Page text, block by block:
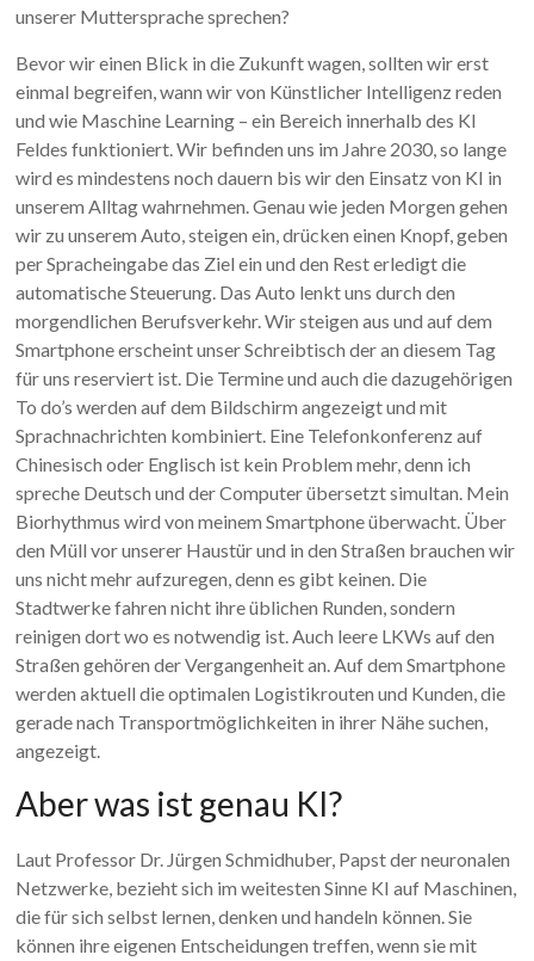
unserer Muttersprache sprechen?
Bevor wir einen Blick in die Zukunft wagen, sollten wir erst
einmal begreifen, wann wir von Künstlicher Intelligenz reden
und wie Maschine Learning – ein Bereich innerhalb des KI
Feldes funktioniert. Wir befinden uns im Jahre 2030, so lange
wird es mindestens noch dauern bis wir den Einsatz von KI in
unserem Alltag wahrnehmen. Genau wie jeden Morgen gehen
wir zu unserem Auto, steigen ein, drücken einen Knopf, geben
per Spracheingabe das Ziel ein und den Rest erledigt die
automatische Steuerung. Das Auto lenkt uns durch den
morgendlichen Berufsverkehr. Wir steigen aus und auf dem
Smartphone erscheint unser Schreibtisch der an diesem Tag
für uns reserviert ist. Die Termine und auch die dazugehörigen
To do’s werden auf dem Bildschirm angezeigt und mit
Sprachnachrichten kombiniert. Eine Telefonkonferenz auf
Chinesisch oder Englisch ist kein Problem mehr, denn ich
spreche Deutsch und der Computer übersetzt simultan. Mein
Biorhythmus wird von meinem Smartphone überwacht. Über
den Müll vor unserer Haustür und in den Straßen brauchen wir
uns nicht mehr aufzuregen, denn es gibt keinen. Die
Stadtwerke fahren nicht ihre üblichen Runden, sondern
reinigen dort wo es notwendig ist. Auch leere LKWs auf den
Straßen gehören der Vergangenheit an. Auf dem Smartphone
werden aktuell die optimalen Logistikrouten und Kunden, die
gerade nach Transportmöglichkeiten in ihrer Nähe suchen,
angezeigt.
Aber was ist genau KI?
Laut Professor Dr. Jürgen Schmidhuber, Papst der neuronalen
Netzwerke, bezieht sich im weitesten Sinne KI auf Maschinen,
die für sich selbst lernen, denken und handeln können. Sie
können ihre eigenen Entscheidungen treffen, wenn sie mit